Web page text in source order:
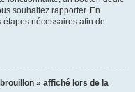
souhaitez rapporter. En
nécessaires afin de
» affiché lors de la